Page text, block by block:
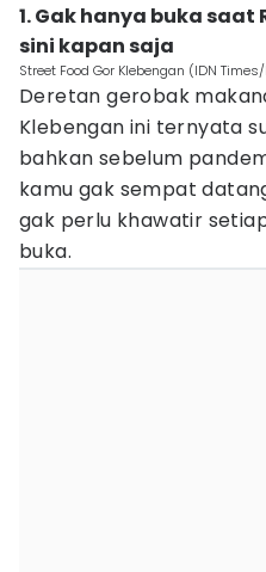
1. Gak hanya buka
sini kapan saja
Street Food Gor Klebengan (IDN
Deretan gerobak
Klebengan ini ternyata
bahkan sebelum
kamu gak sempat
gak perlu khawatir
buka.